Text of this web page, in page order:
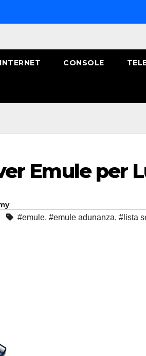
INTERNET CONSOLE
Emule per
#emule, #emule adunanza, #lista